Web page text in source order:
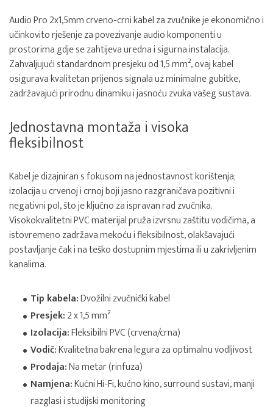
Audio Pro 2x1,5mm crveno-crni kabel za zvučnike je ekonomično i
učinkovito rješenje za povezivanje audio komponenti u
prostorima gdje se zahtijeva uredna i sigurna instalacija.
Zahvaljujući standardnom presjeku od 1,5 mm², ovaj kabel
osigurava kvalitetan prijenos signala uz minimalne gubitke,
zadržavajući prirodnu dinamiku i jasnoću zvuka vašeg sustava.
Jednostavna montaža i visoka
fleksibilnost
Kabel je dizajniran s fokusom na jednostavnost korištenja;
izolacija u crvenoj i crnoj boji jasno razgraničava pozitivni i
negativni pol, što je ključno za ispravan rad zvučnika.
Visokokvalitetni PVC materijal pruža izvrsnu zaštitu vodičima, a
istovremeno zadržava mekoću i fleksibilnost, olakšavajući
postavljanje čak i na teško dostupnim mjestima ili u zakrivljenim
kanalima.
Tip kabela:Dvožilni zvučnički kabel
Presjek:2 x 1,5 mm²
Izolacija:Fleksibilni PVC (crvena/crna)
Vodič:Kvalitetna bakrena legura za optimalnu vodljivost
Prodaja:Na metar (rinfuza)
Namjena:Kućni Hi-Fi, kućno kino, surround sustavi, manji
razglasi i studijski monitoring